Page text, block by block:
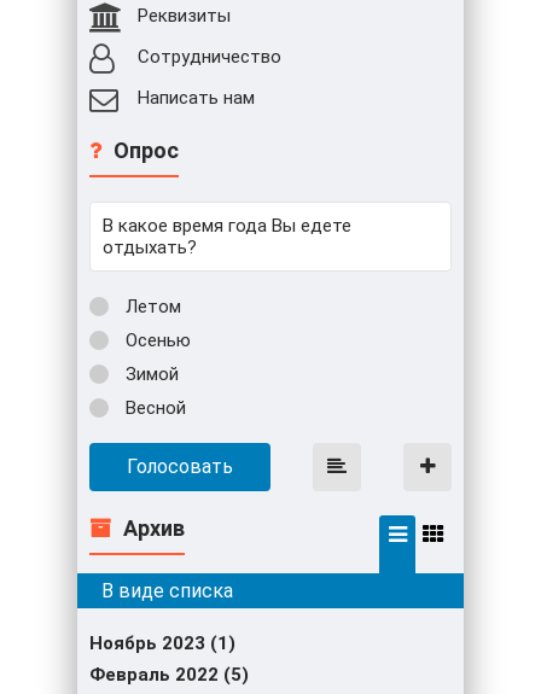
Реквизиты
Сотрудничество
Написать нам
Опрос
В какое время года Вы едете
отдыхать?
Летом
Осенью
Зимой
Весной
Голосовать
Архив
Ноябрь 2023 (1)
Февраль 2022 (5)